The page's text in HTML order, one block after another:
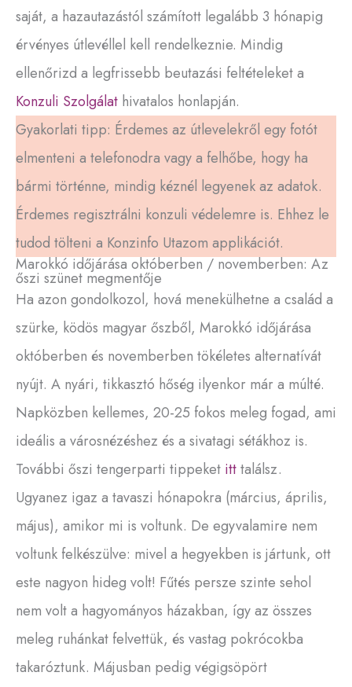
saját, a hazautazástól számított legalább 3 hónapig
érvényes útlevéllel kell rendelkeznie. Mindig
ellenőrizd a legfrissebb beutazási feltételeket a
Konzuli Szolgálat hivatalos honlapján.
Gyakorlati tipp: Érdemes az útlevelekről egy fotót
elmenteni a telefonodra vagy a felhőbe, hogy ha
bármi történne, mindig kéznél legyenek az adatok.
Érdemes regisztrálni konzuli védelemre is. Ehhez le
tudod tölteni a Konzinfo Utazom applikációt.
Marokkó időjárása októberben / novemberben: Az
őszi szünet megmentője
Ha azon gondolkozol, hová menekülhetne a család a
szürke, ködös magyar őszből, Marokkó időjárása
októberben és novemberben tökéletes alternatívát
nyújt. A nyári, tikkasztó hőség ilyenkor már a múlté.
Napközben kellemes, 20-25 fokos meleg fogad, ami
ideális a városnézéshez és a sivatagi sétákhoz is.
További őszi tengerparti tippeket itttalálsz.
Ugyanez igaz a tavaszi hónapokra (március, április,
május), amikor mi is voltunk. De egyvalamire nem
voltunk felkészülve: mivel a hegyekben is jártunk, ott
este nagyon hideg volt! Fűtés persze szinte sehol
nem volt a hagyományos házakban, így az összes
meleg ruhánkat felvettük, és vastag pokrócokba
takaróztunk. Májusban pedig végigsöpört